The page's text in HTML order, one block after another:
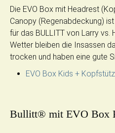
Die EVO Box mit Headrest
Canopy (Regenabdeckung)
für das BULLITT von Larry vs.
Wetter bleiben die Insassen
trocken und haben eine gute
EVO Box Kids +
Bullitt® mit EVO Box